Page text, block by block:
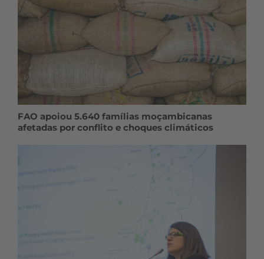
FAO apoiou 5.640 famílias moçambicanas
afetadas por conflito e choques climáticos